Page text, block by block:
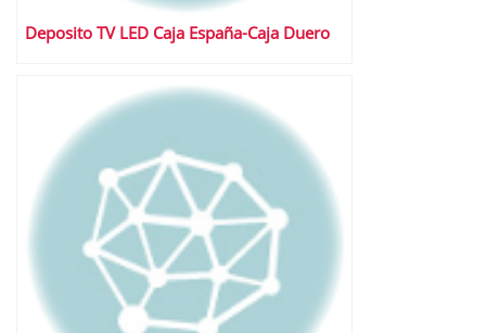
Deposito TV LED Caja España-Caja Duero